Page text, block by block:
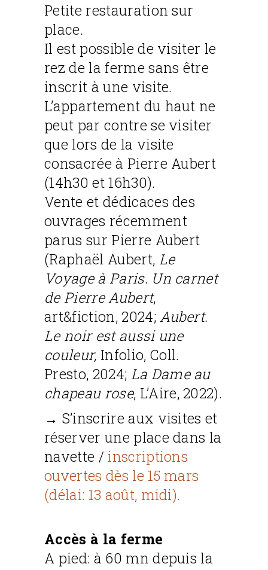
Petite restauration sur
place.
Il est possible de visiter le
rez de la ferme sans être
inscrit à une visite.
L’appartement du haut ne
peut par contre se visiter
que lors de la visite
consacrée à Pierre Aubert
(14h30 et 16h30).
Vente et dédicaces des
ouvrages récemment
parus sur Pierre Aubert
(Raphaël Aubert, Le
Voyage à Paris. Un carnet
de Pierre Aubert,
art&fiction, 2024;Aubert.
Le noir est aussi une
couleur, Infolio, Coll.
Presto, 2024; La Dame au
chapeau rose, L’Aire, 2022).
→ S’inscrire aux visites et
réserver une place dans la
navette / inscriptions
ouvertes dès le 15 mars
(délai: 13 août, midi).
Accès à la ferme
A pied: à 60 mn depuis la